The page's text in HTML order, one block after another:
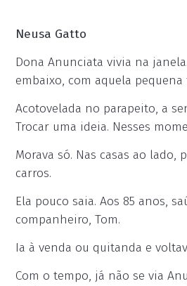
Neusa Gatto
Dona Anunciata vivia na
embaixo, com aquela
Acotovelada no parapeito, a
Trocar uma ideia. Nesses
Morava só. Nas casas ao
carros.
Ela pouco saia. Aos 85 anos,
companheiro, Tom.
Ia à venda ou quitanda e
Com o tempo, já não se via